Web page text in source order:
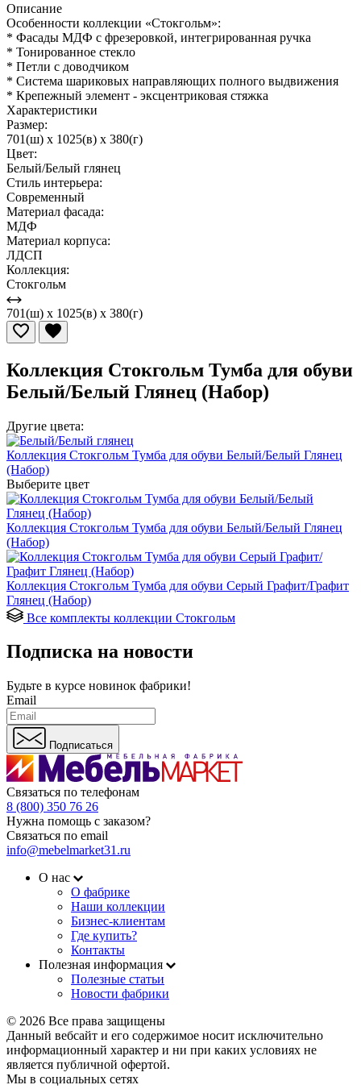
Описание
Особенности коллекции «Стокгольм»:
* Фасады МДФ с фрезеровкой, интегрированная ручка
* Тонированное стекло
* Петли с доводчиком
* Система шариковых направляющих полного выдвижения
* Крепежный элемент - эксцентриковая стяжка
Характеристики
Размер:
701(ш) x 1025(в) x 380(г)
Цвет:
Белый/Белый глянец
Стиль интерьера:
Современный
Материал фасада:
МДФ
Материал корпуса:
ЛДСП
Коллекция:
Стокгольм
701(ш) x 1025(в) x 380(г)
Коллекция Стокгольм Тумба для обуви
Белый/Белый Глянец (Набор)
Другие цвета:
Коллекция Стокгольм Тумба для обуви Белый/Белый Глянец
(Набор)
Выберите цвет
Коллекция Стокгольм Тумба для обуви Белый/Белый Глянец
(Набор)
Коллекция Стокгольм Тумба для обуви Серый Графит/Графит
Глянец (Набор)
Все комплекты коллекции Стокгольм
Подписка на новости
Будьте в курсе новинок фабрики!
Email
Подписаться
Связаться по телефонам
8 (800) 350 76 26
Нужна помощь с заказом?
Связаться по email
info@mebelmarket31.ru
О нас
О фабрике
Наши коллекции
Бизнес-клиентам
Где купить?
Контакты
Полезная информация
Полезные статьи
Новости фабрики
© 2026 Все права защищены
Данный вебсайт и его содержимое носит исключительно
информационный характер и ни при каких условиях не
является публичной офертой.
Мы в социальных сетях